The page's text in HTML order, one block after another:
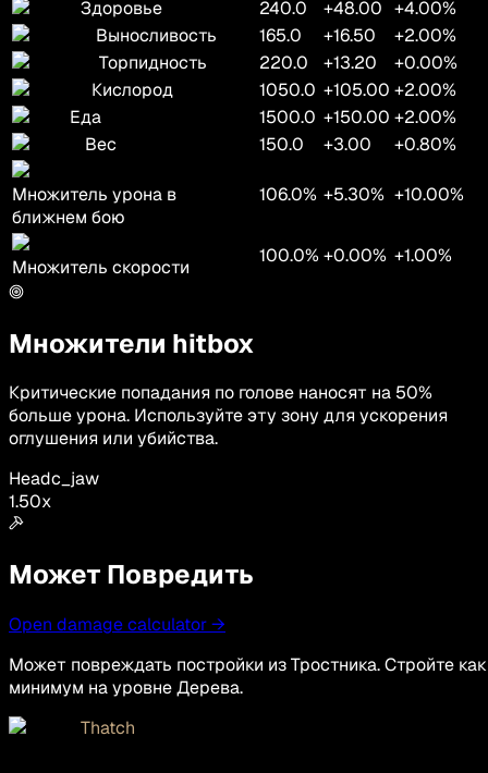
Здоровье
240.0 +48.00 +4.00%
Выносливость
165.0 +16.50
+2.00%
Торпидность
220.0 +13.20
+0.00%
Кислород
1050.0 +105.00 +2.00%
Еда
1500.0 +150.00 +2.00%
Вес
150.0 +3.00 +0.80%
Множитель урона в
ближнем бою
106.0% +5.30% +10.00%
Множитель скорости
100.0% +0.00% +1.00%
Множители hitbox
Критические попадания по голове наносят на 50%
больше урона. Используйте эту зону для ускорения
оглушения или убийства.
Headc_jaw
1.50x
Может Повредить
Open damage calculator →
Может повреждать постройки из Тростника. Стройте как
минимум на уровне Дерева.
Thatch